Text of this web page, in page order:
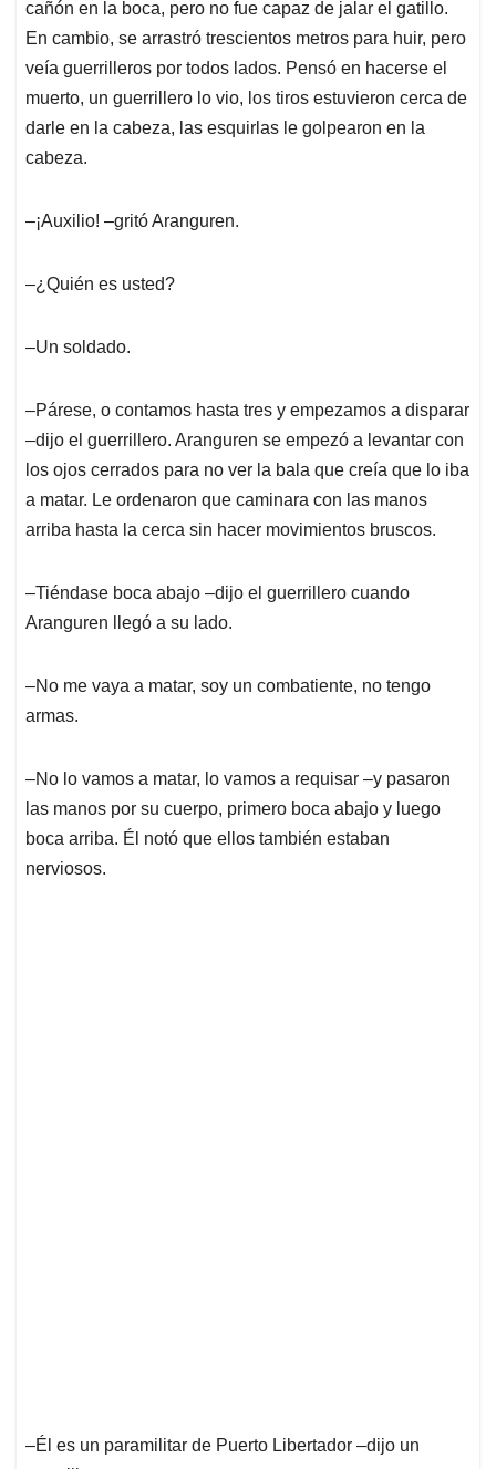
cañón en la boca, pero no fue capaz de jalar el gatillo.
En cambio, se arrastró trescientos metros para huir, pero
veía guerrilleros por todos lados. Pensó en hacerse el
muerto, un guerrillero lo vio, los tiros estuvieron cerca de
darle en la cabeza, las esquirlas le golpearon en la
cabeza.
‒¡Auxilio! ‒gritó Aranguren.
‒¿Quién es usted?
‒Un soldado.
‒Párese, o contamos hasta tres y empezamos a disparar
‒dijo el guerrillero. Aranguren se empezó a levantar con
los ojos cerrados para no ver la bala que creía que lo iba
a matar. Le ordenaron que caminara con las manos
arriba hasta la cerca sin hacer movimientos bruscos.
‒Tiéndase boca abajo ‒dijo el guerrillero cuando
Aranguren llegó a su lado.
‒No me vaya a matar, soy un combatiente, no tengo
armas.
‒No lo vamos a matar, lo vamos a requisar ‒y pasaron
las manos por su cuerpo, primero boca abajo y luego
boca arriba. Él notó que ellos también estaban
nerviosos.
‒Él es un paramilitar de Puerto Libertador ‒dijo un